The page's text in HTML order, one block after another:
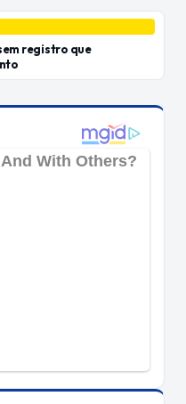
registro que